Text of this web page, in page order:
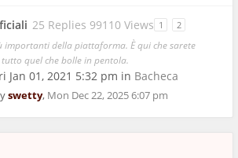
25 Replies 99110 Views 1 2
importanti della piattaforma. È qui che sarete
quel che bolle in pentola.
Jan 01, 2021 5:32 pm in Bacheca
swetty, Mon Dec 22, 2025 6:07 pm